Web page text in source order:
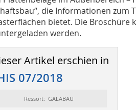
die Informationen zum
bietet. Die Broschüre
werden.
Artikel erschien in
07/2018
Ressort: GALABAU